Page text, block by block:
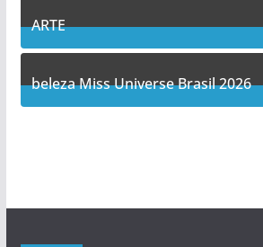
ARTE
5Posts
beleza Miss Universe Brasil 2026